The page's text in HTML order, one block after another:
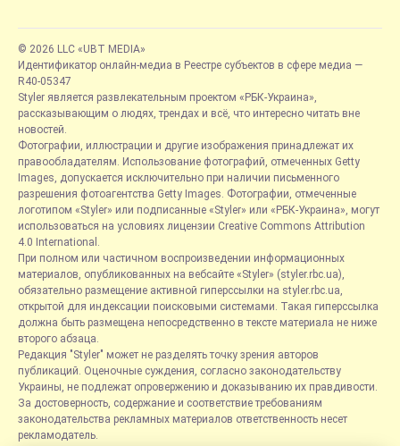
© 2026 LLC «UBT MEDIA»
Идентификатор онлайн-медиа в Реестре субъектов в сфере медиа —
R40-05347
Styler является развлекательным проектом «РБК-Украина»,
рассказывающим о людях, трендах и всё, что интересно читать вне
новостей.
Фотографии, иллюстрации и другие изображения принадлежат их
правообладателям. Использование фотографий, отмеченных Getty
Images, допускается исключительно при наличии письменного
разрешения фотоагентства Getty Images. Фотографии, отмеченные
логотипом «Styler» или подписанные «Styler» или «РБК-Украина», могут
использоваться на условиях лицензии Creative Commons Attribution
4.0 International.
При полном или частичном воспроизведении информационных
материалов, опубликованных на вебсайте «Styler» (styler.rbc.ua),
обязательно размещение активной гиперссылки на styler.rbc.ua,
открытой для индексации поисковыми системами. Такая гиперссылка
должна быть размещена непосредственно в тексте материала не ниже
второго абзаца.
Редакция "Styler" может не разделять точку зрения авторов
публикаций. Оценочные суждения, согласно законодательству
Украины, не подлежат опровержению и доказыванию их правдивости.
За достоверность, содержание и соответствие требованиям
законодательства рекламных материалов ответственность несет
рекламодатель.